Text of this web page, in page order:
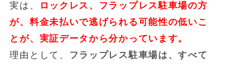
実は、
ロックレス、フラップレス駐車場の方
が、料金未払いで逃げられる可能性の低いこ
とが、実証データから分かっています。
理由として、
フラップレス駐車場は、すべて